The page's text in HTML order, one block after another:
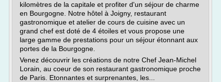
kilomètres de la capitale et profiter d'un séjour de charme
en Bourgogne. Notre hôtel à Joigny, restaurant
gastronomique et atelier de cours de cuisine avec un
grand chef est doté de 4 étoiles et vous propose une
large gamme de prestations pour un séjour étonnant aux
portes de la Bourgogne.
Venez découvrir les créations de notre Chef Jean-Michel
Lorain, au coeur de son restaurant gastronomique proche
de Paris. Etonnantes et surprenantes, les...